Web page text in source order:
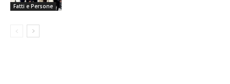
Fatti e Persone